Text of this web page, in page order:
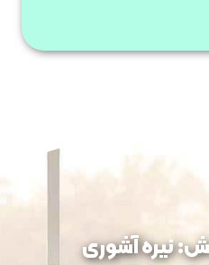
نیره آشوری